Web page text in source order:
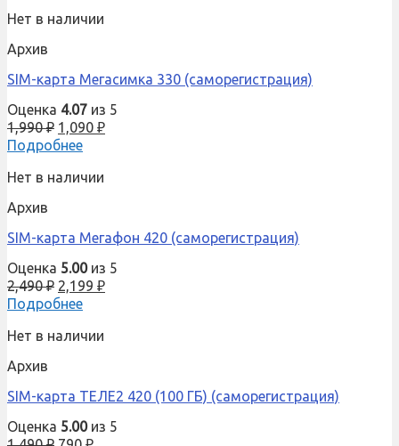
Нет в наличии
Архив
SIM-карта Мегасимка 330 (саморегистрация)
Оценка 4.07 из 5
1,990₽ 1,090 ₽
Подробнее
Нет в наличии
Архив
SIM-карта Мегафон 420 (саморегистрация)
Оценка 5.00из 5
2,490₽ 2,199 ₽
Подробнее
Нет в наличии
Архив
SIM-карта ТЕЛЕ2 420 (100 ГБ) (саморегистрация)
Оценка 5.00из 5